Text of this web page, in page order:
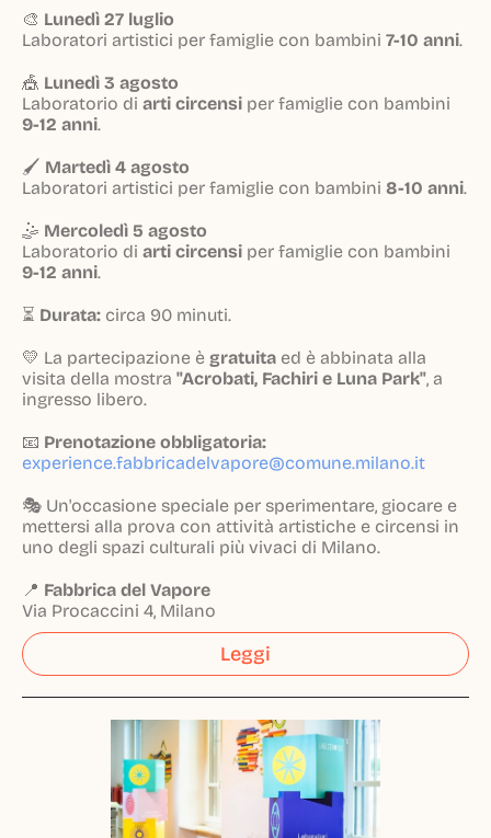
🎨 Lunedì 27 luglio
Laboratori artistici per famiglie con bambini 7-10 anni.
🎪 Lunedì 3 agosto
Laboratorio di arti circensi per famiglie con bambini
9-12 anni.
🖌️ Martedì 4 agosto
Laboratori artistici per famiglie con bambini 8-10 anni.
🤹 Mercoledì 5 agosto
Laboratorio di arti circensi per famiglie con bambini
9-12 anni.
⏳ Durata: circa 90 minuti.
💛 La partecipazione è gratuita ed è abbinata alla
visita della mostra "Acrobati, Fachiri e Luna Park", a
ingresso libero.
📧 Prenotazione obbligatoria:
experience.fabbricadelvapore@comune.milano.it
🎭 Un'occasione speciale per sperimentare, giocare e
mettersi alla prova con attività artistiche e circensi in
uno degli spazi culturali più vivaci di Milano.
📍 Fabbrica del Vapore
Via Procaccini 4, Milano
Leggi